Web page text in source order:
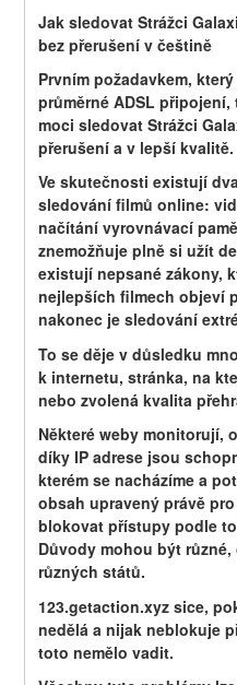
Jak sledovat Strážci
bez přerušení v češtině
Prvním požadavkem,
průměrné ADSL
moci sledovat Strážci
přerušení a v lepší kvalitě.
Ve skutečnosti existují
sledování filmů online:
načítání vyrovnávací
znemožňuje plně si užít
existují nepsané zákony,
nejlepších filmech objeví
nakonec je sledování
To se děje v důsledku
k internetu, stránka, na
nebo zvolená kvalita
Některé weby monitorují,
díky IP adrese jsou
kterém se nacházíme a
obsah upravený právě
blokovat přístupy podle
Důvody mohou být
různých států.
123.getaction.xyz sice,
nedělá a nijak neblokuje
toto nemělo vadit.